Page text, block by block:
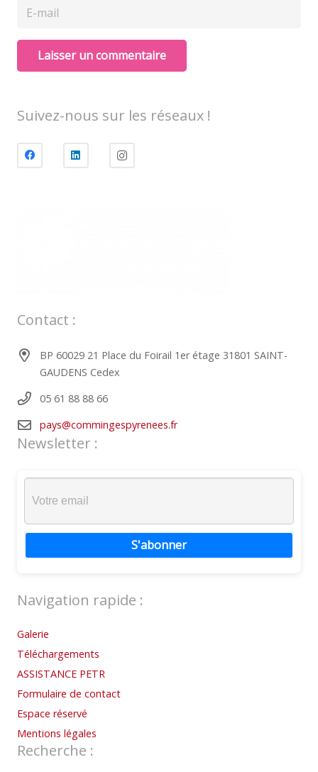
Laisser un commentaire
Suivez-nous sur les réseaux !
Contact :
BP 60029 21 Place du Foirail 1er étage 31801 SAINT-
GAUDENS Cedex
05 61 88 88 66
pays@commingespyrenees.fr
Newsletter :
S'abonner
Navigation rapide :
Galerie
Téléchargements
ASSISTANCE PETR
Formulaire de contact
Espace réservé
Mentions légales
Recherche :